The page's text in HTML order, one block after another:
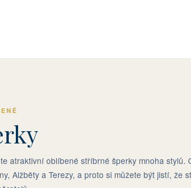
atraktivní oblíbené stříbrné šperky mnoha stylů.
Alžběty a Terezy, a proto si můžete být jistí, že